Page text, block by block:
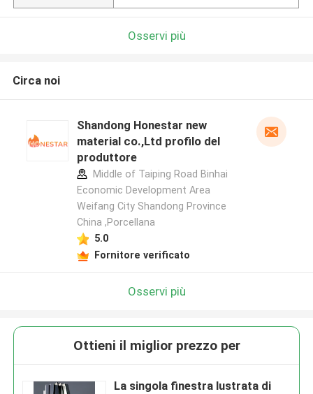
Osservi più
Circa noi
Shandong Honestar new
material co.,Ltd profilo del
produttore
Middle of Taiping Road Binhai
Economic Development Area
Weifang City Shandong Province
China ,Porcellana
5.0
Fornitore verificato
Osservi più
Ottieni il miglior prezzo per
La singola finestra lustrata di